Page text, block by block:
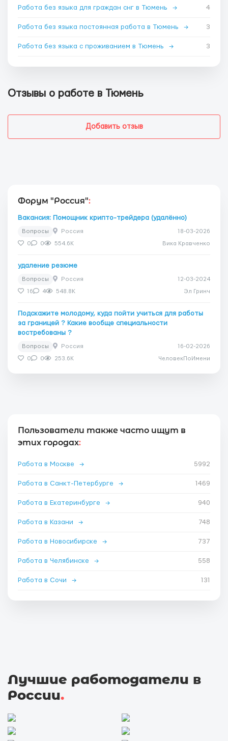
Работа без языка для граждан снг в Тюмень → 4
Работа без языка постоянная работа в Тюмень → 3
Работа без языка с проживанием в Тюмень → 3
Отзывы о работе в Тюмень
Добавить отзыв
Форум "Россия":
Вакансия: Помощник крипто-трейдера (удалённо)
Вопросы Россия 18-03-2026
0 0 554.6K Вика Кравченко
удаление резюме
Вопросы Россия 12-03-2024
16 4 548.8K Эл Гринч
Подскажите молодому, куда пойти учиться для работы
за границей ? Какие вообще специальности
востребованы ?
Вопросы Россия 16-02-2026
0 0 253.6K ЧеловекПоИмени
Пользователи также часто ищут в
этих городах:
Работа в Москве → 5992
Работа в Санкт-Петербурге → 1469
Работа в Екатеринбурге → 940
Работа в Казани → 748
Работа в Новосибирске → 737
Работа в Челябинске → 558
Работа в Сочи → 131
Лучшие работодатели в
России.